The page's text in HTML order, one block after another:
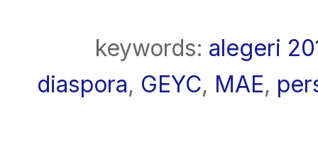
keywords: alegeri
diaspora, GEYC, MAE,